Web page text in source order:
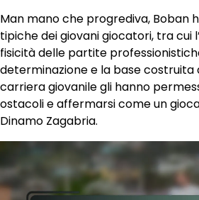
Man mano che progrediva, Boban
tipiche dei giovani giocatori, tra cui
fisicità delle partite
determinazione e la base costruita
carriera giovanile gli hanno
ostacoli e affermarsi come un
Dinamo Zagabria.